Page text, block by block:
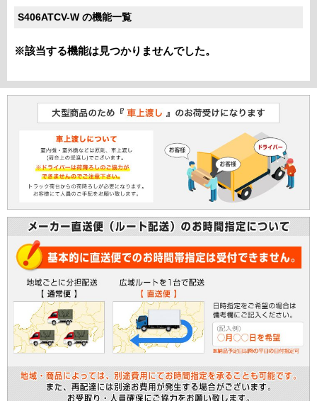
S406ATCV-W の機能一覧
※該当する機能は見つかりませんでした。